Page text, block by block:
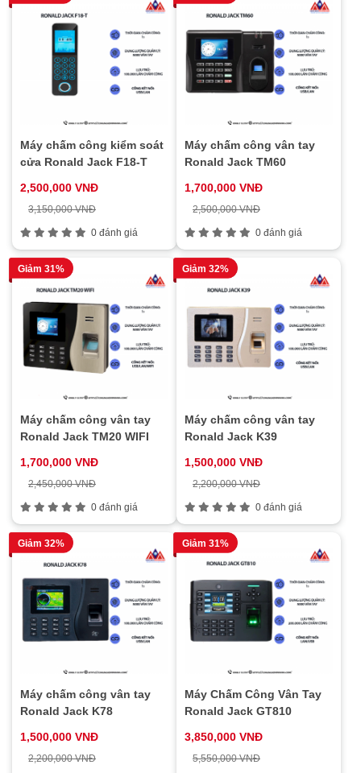
Máy chấm công kiểm soát
cửa Ronald Jack F18-T
2,500,000 VNĐ
3,150,000 VNĐ
0 đánh giá
Máy chấm công vân tay
Ronald Jack TM60
1,700,000 VNĐ
2,500,000 VNĐ
0 đánh giá
Giảm 31%
Máy chấm công vân tay
Ronald Jack TM20 WIFI
1,700,000 VNĐ
2,450,000 VNĐ
0 đánh giá
Giảm 32%
Máy chấm công vân tay
Ronald Jack K39
1,500,000 VNĐ
2,200,000 VNĐ
0 đánh giá
Giảm 32%
Máy chấm công vân tay
Ronald Jack K78
1,500,000 VNĐ
2,200,000 VNĐ
Giảm 31%
Máy Chấm Công Vân Tay
Ronald Jack GT810
3,850,000 VNĐ
5,550,000 VNĐ